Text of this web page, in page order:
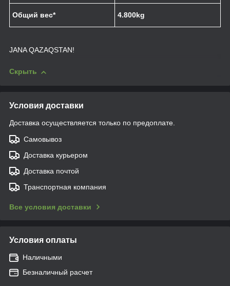
Общий вес* 4.800kg
JANA QAZAQSTAN!
Скрыть
Условия доставки
Доставка осуществляется только по предоплате.
Самовывоз
Доставка курьером
Доставка почтой
Транспортная компания
Все условия доставки
Условия оплаты
Наличными
Безналичный расчет